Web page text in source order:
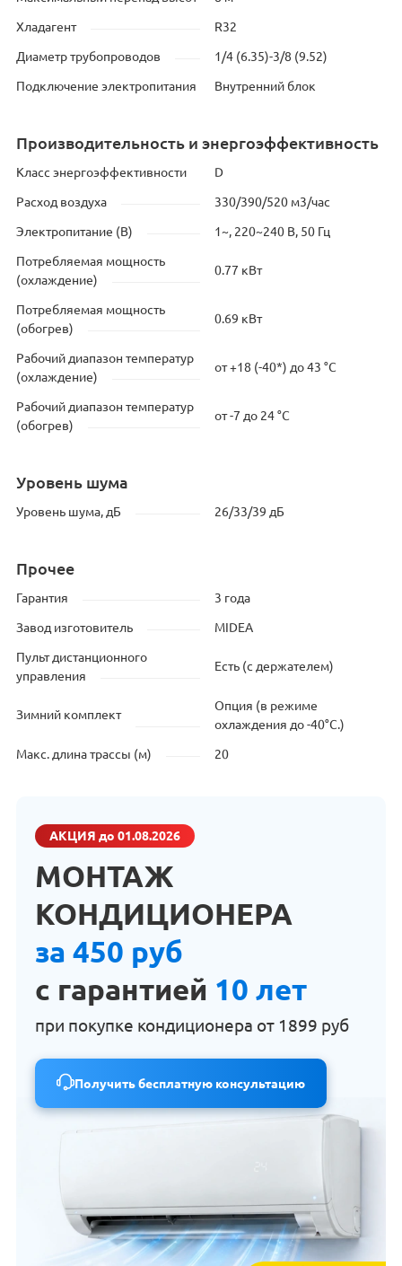
Хладагент R32
Диаметр трубопроводов 1/4 (6.35)-3/8 (9.52)
Подключение электропитания Внутренний блок
Производительность и энергоэффективность
Класс энергоэффективности D
Расход воздуха 330/390/520 м3/час
Электропитание (В) 1~, 220~240 В, 50 Гц
Потребляемая мощность
(охлаждение)
0.77 кВт
Потребляемая мощность
(обогрев)
0.69 кВт
Рабочий диапазон температур
(охлаждение)
от +18 (-40*) до 43 °C
Рабочий диапазон температур
(обогрев)
от -7 до 24 °C
Уровень шума
Уровень шума, дБ 26/33/39 дБ
Прочее
Гарантия 3 года
Завод изготовитель MIDEA
Пульт дистанционного
управления
Есть (с держателем)
Зимний комплект
Опция (в режиме
охлаждения до -40°С.)
Макс. длина трассы (м) 20
АКЦИЯ до 01.08.2026
МОНТАЖ
КОНДИЦИОНЕРА
за 450 руб
с гарантией 10 лет
при покупке кондиционера от 1899 руб
Получить бесплатную консультацию